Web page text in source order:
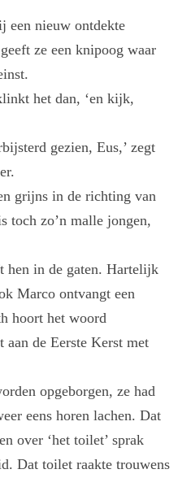
een nieuw ontdekte
ze een knipoog waar
het dan, ‘en kijk,
gezien, Eus,’ zegt
grijns in de richting van
toch zo’n malle jongen,
hen in de gaten. Hartelijk
Marco ontvangt een
hoort het woord
aan de Eerste Kerst met
opgeborgen, ze had
eens horen lachen. Dat
over ‘het toilet’ sprak
Dat toilet raakte trouwens